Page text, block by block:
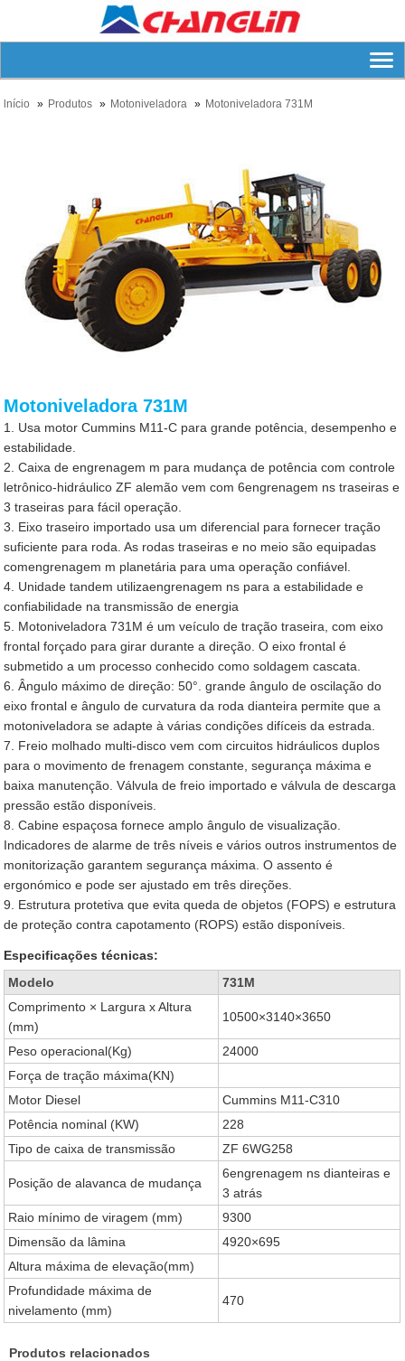
lnício Produtos Motoniveladora Motoniveladora 731M
Motoniveladora 731M
1. Usa motor Cummins M11-C para grande potência, desempenho e
estabilidade.
2. Caixa de engrenagem m para mudança de potência com controle
letrônico-hidráulico ZF alemão vem com 6engrenagem ns traseiras e
3 traseiras para fácil operação.
3. Eixo traseiro importado usa um diferencial para fornecer tração
suficiente para roda. As rodas traseiras e no meio são equipadas
comengrenagem m planetária para uma operação confiável.
4. Unidade tandem utilizaengrenagem ns para a estabilidade e
confiabilidade na transmissão de energia
5. Motoniveladora 731M é um veículo de tração traseira, com eixo
frontal forçado para girar durante a direção. O eixo frontal é
submetido a um processo conhecido como soldagem cascata.
6. Ângulo máximo de direção: 50°. grande ângulo de oscilação do
eixo frontal e ângulo de curvatura da roda dianteira permite que a
motoniveladora se adapte à várias condições difíceis da estrada.
7. Freio molhado multi-disco vem com circuitos hidráulicos duplos
para o movimento de frenagem constante, segurança máxima e
baixa manutenção. Válvula de freio importado e válvula de descarga
pressão estão disponíveis.
8. Cabine espaçosa fornece amplo ângulo de visualização.
Indicadores de alarme de três níveis e vários outros instrumentos de
monitorização garantem segurança máxima. O assento é
ergonómico e pode ser ajustado em três direções.
9. Estrutura protetiva que evita queda de objetos (FOPS) e estrutura
de proteção contra capotamento (ROPS) estão disponíveis.
Especificações técnicas:
Modelo
731M
Comprimento × Largura x Altura
(mm)
10500×3140×3650
Peso operacional(Kg)
24000
Força de tração máxima(KN)
Motor Diesel
Cummins M11-C310
Potência nominal (KW)
228
Tipo de caixa de transmissão
ZF 6WG258
Posição de alavanca de mudança
6engrenagem ns dianteiras e
3 atrás
Raio mínimo de viragem (mm)
9300
Dimensão da lâmina
4920×695
Altura máxima de elevação(mm)
Profundidade máxima de
nivelamento (mm)
470
Produtos relacionados